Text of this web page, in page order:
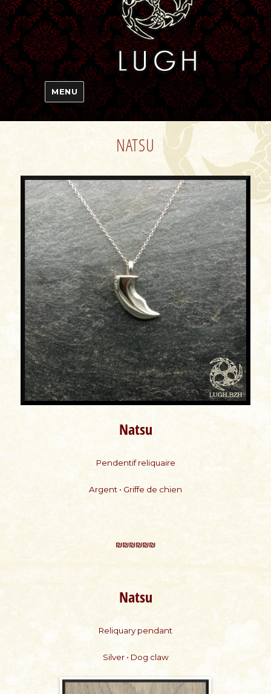
MENU
NATSU
Natsu
Pendentif reliquaire
Argent • Griffe de chien
₪₪₪₪₪₪
Natsu
Reliquary pendant
Silver • Dog claw